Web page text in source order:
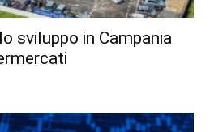
sviluppo in Campania